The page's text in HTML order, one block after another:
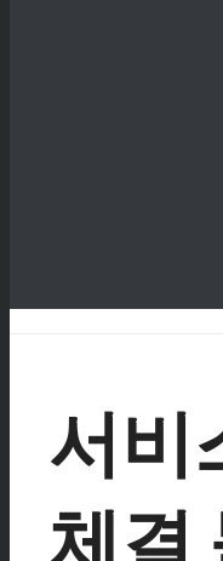
서비
체결